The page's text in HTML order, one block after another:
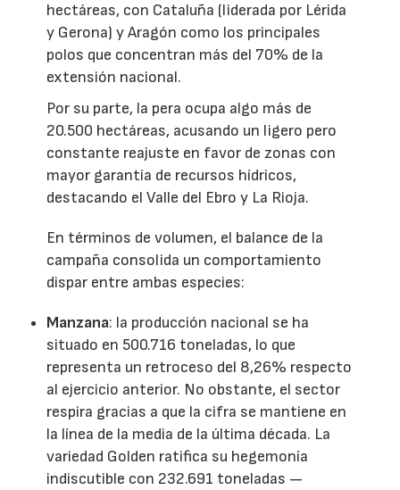
hectáreas, con Cataluña (liderada por Lérida
y Gerona) y Aragón como los principales
polos que concentran más del 70% de la
extensión nacional.
Por su parte, la pera ocupa algo más de
20.500 hectáreas, acusando un ligero pero
constante reajuste en favor de zonas con
mayor garantía de recursos hídricos,
destacando el Valle del Ebro y La Rioja.
En términos de volumen, el balance de la
campaña consolida un comportamiento
dispar entre ambas especies:
Manzana: la producción nacional se ha
situado en 500.716 toneladas, lo que
representa un retroceso del 8,26% respecto
al ejercicio anterior. No obstante, el sector
respira gracias a que la cifra se mantiene en
la línea de la media de la última década. La
variedad Golden ratifica su hegemonía
indiscutible con 232.691 toneladas —